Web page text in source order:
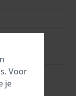
. Voor
je